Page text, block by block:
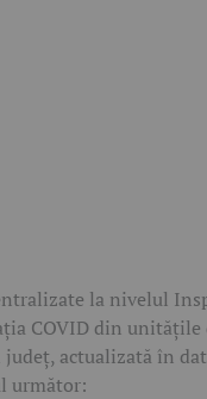
la nivelul
COVID din
actualizată în
următor: